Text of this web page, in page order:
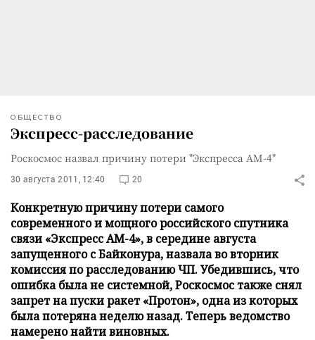
ОБЩЕСТВО
Экспресс-расследование
Роскосмос назвал причину потери "Экспресса АМ-4"
30 августа 2011, 12:40 20
Конкретную причину потери самого
современного и мощного российского спутника
связи «Экспресс АМ-4», в середине августа
запущенного с Байконура, назвала во вторник
комиссия по расследованию ЧП. Убедившись, что
ошибка была не системной, Роскосмос также снял
запрет на пуски ракет «Протон», одна из которых
была потеряна неделю назад. Теперь ведомство
намерено найти виновных.